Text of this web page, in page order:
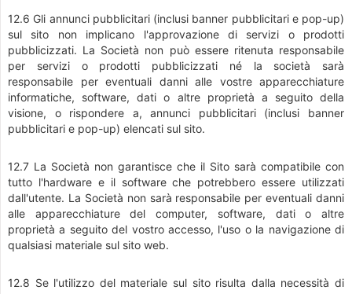
12.6 Gli annunci pubblicitari (inclusi banner pubblicitari e pop-up)
sul sito non implicano l'approvazione di servizi o prodotti
pubblicizzati. La Società non può essere ritenuta responsabile
per servizi o prodotti pubblicizzati né la società sarà
responsabile per eventuali danni alle vostre apparecchiature
informatiche, software, dati o altre proprietà a seguito della
visione, o rispondere a, annunci pubblicitari (inclusi banner
pubblicitari e pop-up) elencati sul sito.
12.7 La Società non garantisce che il Sito sarà compatibile con
tutto l'hardware e il software che potrebbero essere utilizzati
dall'utente. La Società non sarà responsabile per eventuali danni
alle apparecchiature del computer, software, dati o altre
proprietà a seguito del vostro accesso, l'uso o la navigazione di
qualsiasi materiale sul sito web.
12.8 Se l'utilizzo del materiale sul sito risulta dalla necessità di